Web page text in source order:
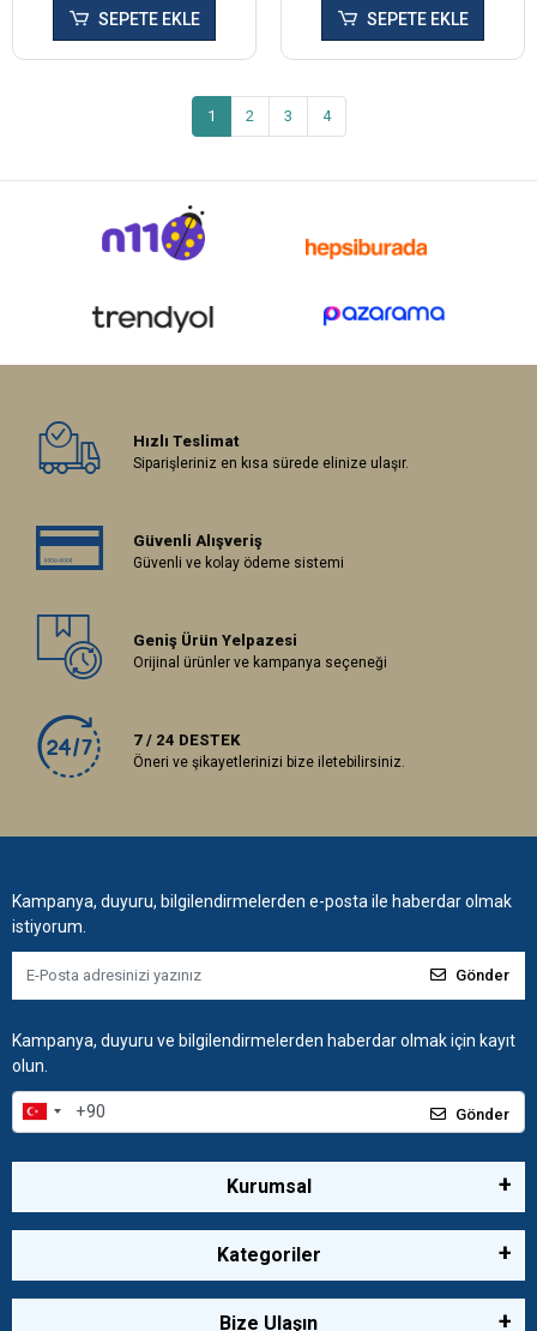
SEPETE EKLE SEPETE EKLE
1 2 3 4
Hızlı Teslimat
Siparişleriniz en kısa sürede elinize ulaşır.
Güvenli Alışveriş
Güvenli ve kolay ödeme sistemi
Geniş Ürün Yelpazesi
Orijinal ürünler ve kampanya seçeneği
7 / 24 DESTEK
Öneri ve şikayetlerinizi bize iletebilirsiniz.
Kampanya, duyuru, bilgilendirmelerden e-posta ile haberdar olmak
istiyorum.
Gönder
Kampanya, duyuru ve bilgilendirmelerden haberdar olmak için kayıt
olun.
Gönder
Kurumsal
Kategoriler
Bize Ulaşın